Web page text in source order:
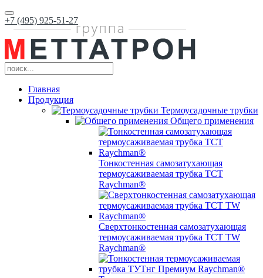
+7 (495) 925-51-27
Главная
Продукция
Термоусадочные трубки
Общего применения
Тонкостенная самозатухающая
термоусаживаемая трубка ТCT
Raychman®
Сверхтонкостенная самозатухающая
термоусаживаемая трубка ТCT TW
Raychman®